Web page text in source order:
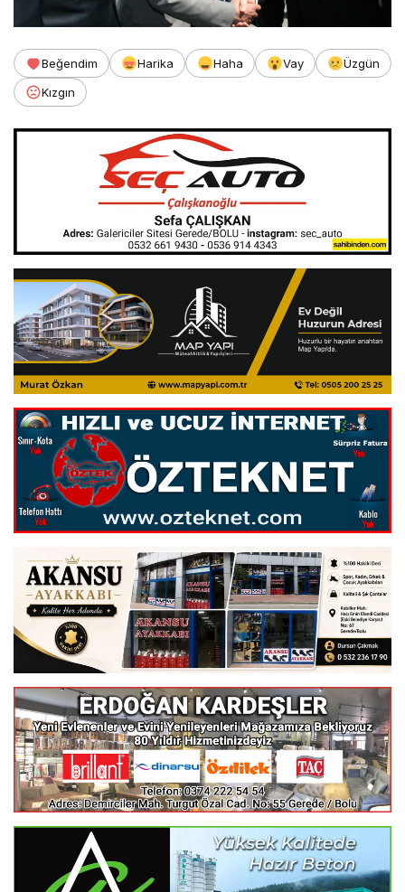
Beğendim Harika Haha Vay
Üzgün
Kızgın